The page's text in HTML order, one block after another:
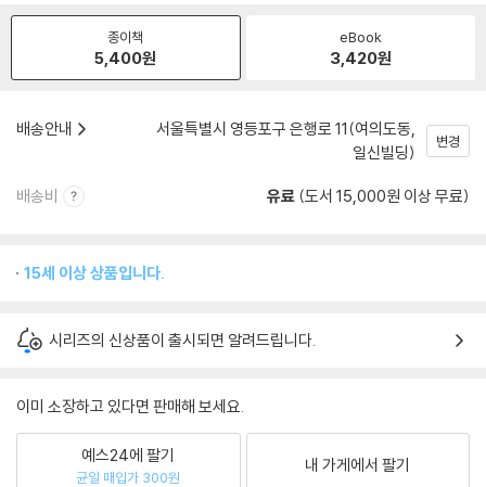
종이책
5,400원
eBook
3,420원
배송안내
서울특별시 영등포구 은행로 11(여의도동,
일신빌딩)
변경
배송비 유료 (도서 15,000원 이상 무료)
15세 이상 상품입니다.
시리즈의 신상품이 출시되면 알려드립니다.
이미 소장하고 있다면 판매해 보세요.
예스24에 팔기
균일 매입가 300원
내 가게에서 팔기